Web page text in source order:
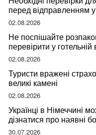
перед відправленням
02.08.2026
Не поспішайте
перевірити у
мандрівниці
02.08.2026
Туристи вражені
великі камені
02.08.2026
Українці в Німеччині
дізнатися про наявні
30.07.2026